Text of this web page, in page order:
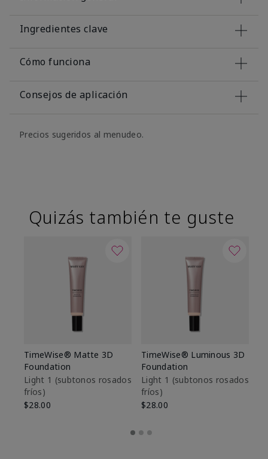
Ingredientes clave
Cómo funciona
Consejos de aplicación
Precios sugeridos al menudeo.
Quizás también te guste
TimeWise® Matte 3D
Foundation
Light 1​ (subtonos rosados
fríos)
$28.00
TimeWise® Luminous 3D
Foundation
Light 1​ (subtonos rosados
fríos)
$28.00